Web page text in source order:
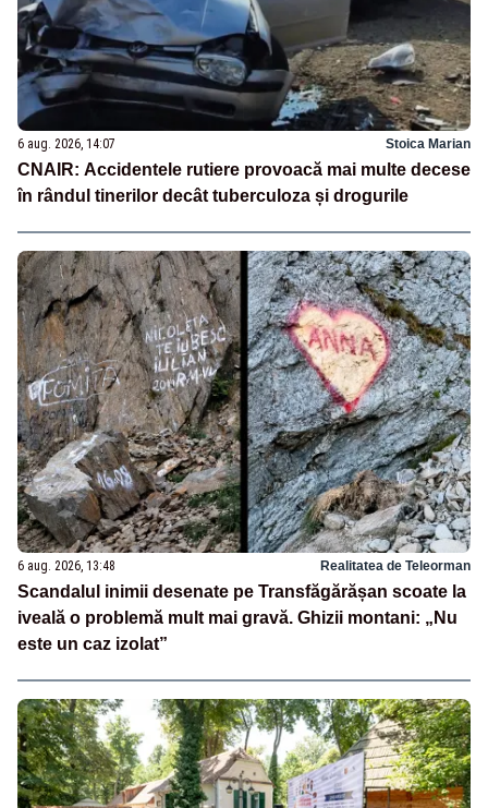
6 aug. 2026, 14:07 Stoica Marian
CNAIR: Accidentele rutiere provoacă mai multe decese
în rândul tinerilor decât tuberculoza și drogurile
6 aug. 2026, 13:48 Realitatea de Teleorman
Scandalul inimii desenate pe Transfăgărășan scoate la
iveală o problemă mult mai gravă. Ghizii montani: „Nu
este un caz izolat”